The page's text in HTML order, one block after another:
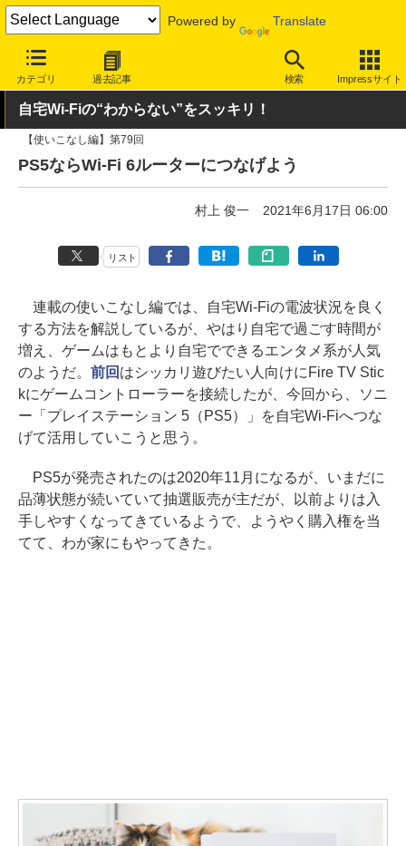
Powered by Translate
カテゴリ 過去記事 検索 Impressサイト
INTERNET Watch ハードウェア その他
自宅Wi-Fiの“わからない”をスッキリ！
【使いこなし編】第79回
PS5ならWi-Fi 6ルーターにつなげよう
村上 俊一 2021年6月17日 06:00
リスト
連載の使いこなし編では、自宅Wi-Fiの電波状況を良く
する方法を解説しているが、やはり自宅で過ごす時間が
増え、ゲームはもとより自宅でできるエンタメ系が人気
のようだ。 前回 はシッカリ遊びたい人向けにFire TV Stic
kにゲームコントローラーを接続したが、今回から、ソニ
ー「プレイステーション 5（PS5）」を自宅Wi-Fiへつな
げて活用していこうと思う。
PS5が発売されたのは2020年11月になるが、いまだに
品薄状態が続いていて抽選販売が主だが、以前よりは入
手しやすくなってきているようで、ようやく購入権を当
てて、わが家にもやってきた。